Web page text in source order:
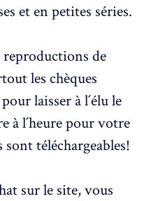
et en petites séries.
reproductions de
les chèques
laisser à l´élu le
à l´heure pour votre
sont téléchargeables!
sur le site, vous